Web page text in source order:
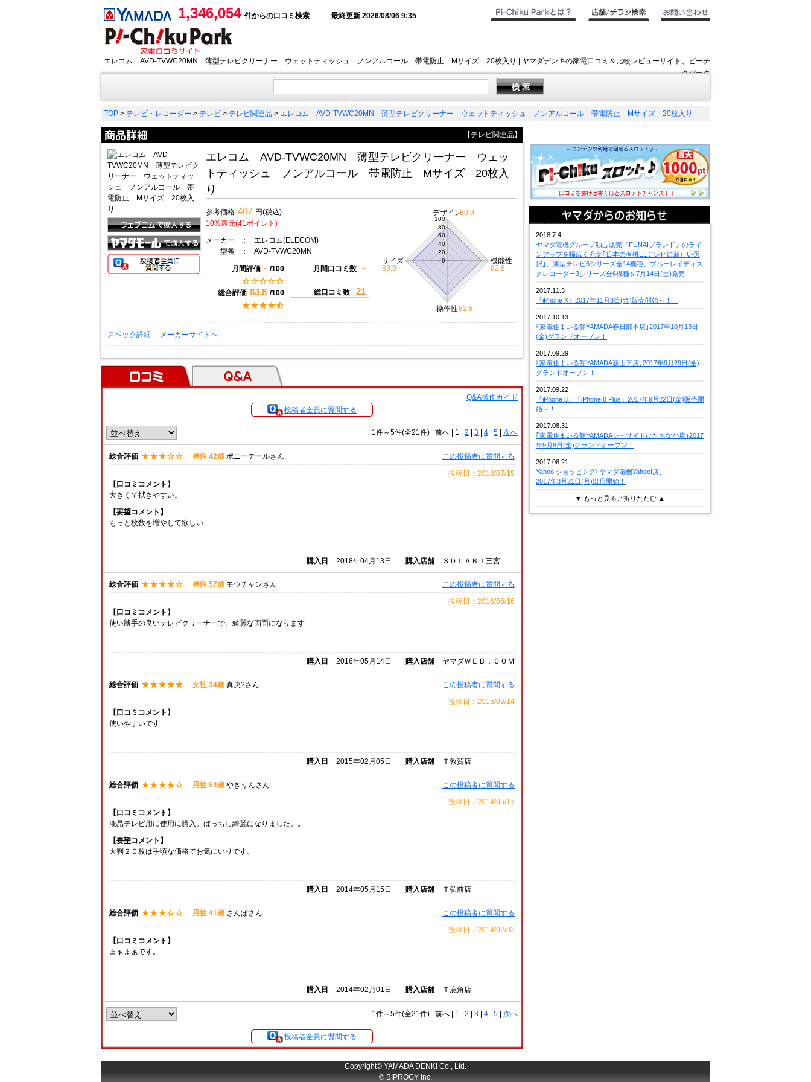
1,346,054 件からの口コミ検索 最終更新 2026/08/06 9:35
エレコム AVD-TVWC20MN 薄型テレビクリーナー ウェットティッシュ ノンアルコール 帯電防止 Mサイズ 20枚入り | ヤマダデンキの家電口コミ＆比較レビューサイト、ピーチ
クパーク
TOP > テレビ・レコーダー > テレビ > テレビ関連品 > エレコム AVD-TVWC20MN 薄型テレビクリーナー ウェットティッシュ ノンアルコール 帯電防止 Mサイズ 20枚入り
【テレビ関連品】
エレコム AVD-TVWC20MN 薄型テレビクリーナー ウェッ
トティッシュ ノンアルコール 帯電防止 Mサイズ 20枚入
り
参考価格 407 円(税込)
10%還元(41ポイント)
メーカー
：
エレコム(ELECOM)
型番
： AVD-TVWC20MN
月間評価 - /100
総合評価 83.8 /100
月間口コミ数 -
総口コミ数 21
0
20
40
60
80
100
デザイン80.9
機能性
82.8
操作性82.8
サイズ
83.8
スペック詳細 メーカーサイトへ
Q&A操作ガイド
投稿者全員に質問する
1件～5件(全21件) 前へ 1 | 2 3 4 5 次へ
総合評価 男性 42歳 ポニーテールさん
この投稿者に質問する
投稿日：2018/07/19
【口コミコメント】
大きくて拭きやすい。
【要望コメント】
もっと枚数を増やして欲しい
購入日 2018年04月13日 購入店舗 ＳＤＬＡＢＩ三宮
総合評価 男性 57歳 モウチャンさん
この投稿者に質問する
投稿日：2016/05/16
【口コミコメント】
使い勝手の良いテレビクリーナーで、綺麗な画面になります
購入日 2016年05月14日 購入店舗 ヤマダＷＥＢ．ＣＯＭ
総合評価 女性 34歳 真央?さん
この投稿者に質問する
投稿日：2015/03/14
【口コミコメント】
使いやすいです
購入日 2015年02月05日 購入店舗 Ｔ敦賀店
総合評価 男性 64歳 やぎりんさん
この投稿者に質問する
投稿日：2014/05/17
【口コミコメント】
液晶テレビ用に使用に購入。ばっちし綺麗になりました。。
【要望コメント】
大判２０枚は手頃な価格でお気にいりです。
購入日 2014年05月15日 購入店舗 Ｔ弘前店
総合評価 男性 41歳 さんぽさん
この投稿者に質問する
投稿日：2014/02/02
【口コミコメント】
まぁまぁです。
購入日 2014年02月01日 購入店舗 Ｔ鹿角店
1件～5件(全21件) 前へ 1 | 2 3 4 5 次へ
投稿者全員に質問する
2018.7.4
ヤマダ電機グループ独占販売『FUNAIブランド』のライ
ンアップを幅広く充実｢日本の有機ELテレビに新しい選
択｣、薄型テレビ6シリーズ全14機種、ブルーレイディス
クレコーダー3シリーズ全6機種を7月14日(土)発売
2017.11.3
『iPhone X』2017年11月3日(金)販売開始～！！
2017.10.13
｢家電住まいる館YAMADA春日部本店｣2017年10月13日
(金)グランドオープン！
2017.09.29
｢家電住まいる館YAMADA新山下店｣2017年9月29日(金)
グランドオープン！
2017.09.22
『iPhone 8』『iPhone 8 Plus』2017年9月22日(金)販売開
始～！！
2017.08.31
｢家電住まいる館YAMADAシーサイドひたちなか店｣2017
年9月8日(金)グランドオープン！
2017.08.21
Yahoo!ショッピング｢ヤマダ電機Yahoo!店｣
2017年8月21日(月)出店開始！
▼ もっと見る／折りたたむ ▲
Copyright© YAMADA DENKI Co., Ltd.
© BIPROGY Inc.